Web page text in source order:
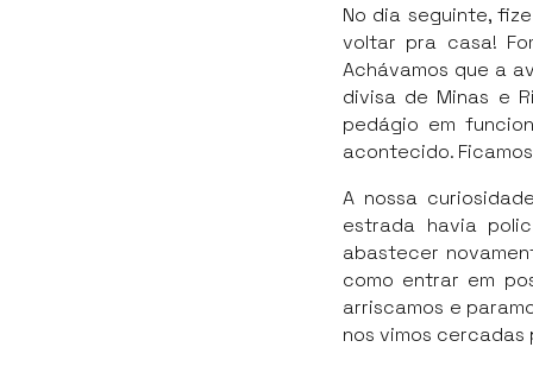
No dia seguinte,
voltar pra casa!
Achávamos que a
divisa de Minas e
pedágio em
acontecido.
A nossa
estrada havia
abastecer
como entrar em
arriscamos e
nos vimos cercadas